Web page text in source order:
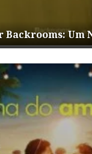
Backrooms: Um